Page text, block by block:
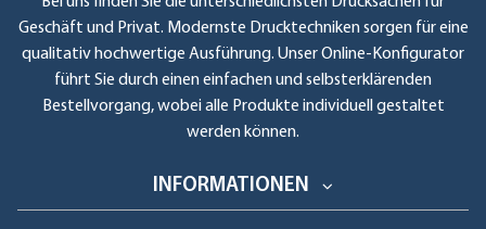
Geschäft und Privat. Modernste Drucktechniken sorgen für eine
qualitativ hochwertige Ausführung. Unser Online-Konfigurator
führt Sie durch einen einfachen und selbsterklärenden
Bestellvorgang, wobei alle Produkte individuell gestaltet
werden können.
INFORMATIONEN